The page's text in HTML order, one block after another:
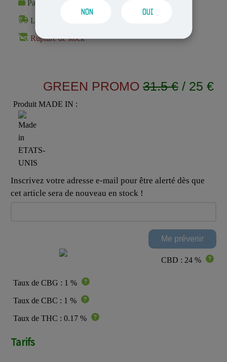
NON OUI
Paiement 100% Sécurisé
Livraison Rapide et Discrète
Rupture de stock
GREEN PROMO 31.5 €/ 25 €
Produit MADE IN :
Inscrivez votre adresse e-mail pour être alerté dès que
cet article sera de nouveau en stock !
CBD : 24 %
Taux de CBG : 1 %
Taux de CBC : 1 %
Taux de THC : 0.17 %
Tarifs